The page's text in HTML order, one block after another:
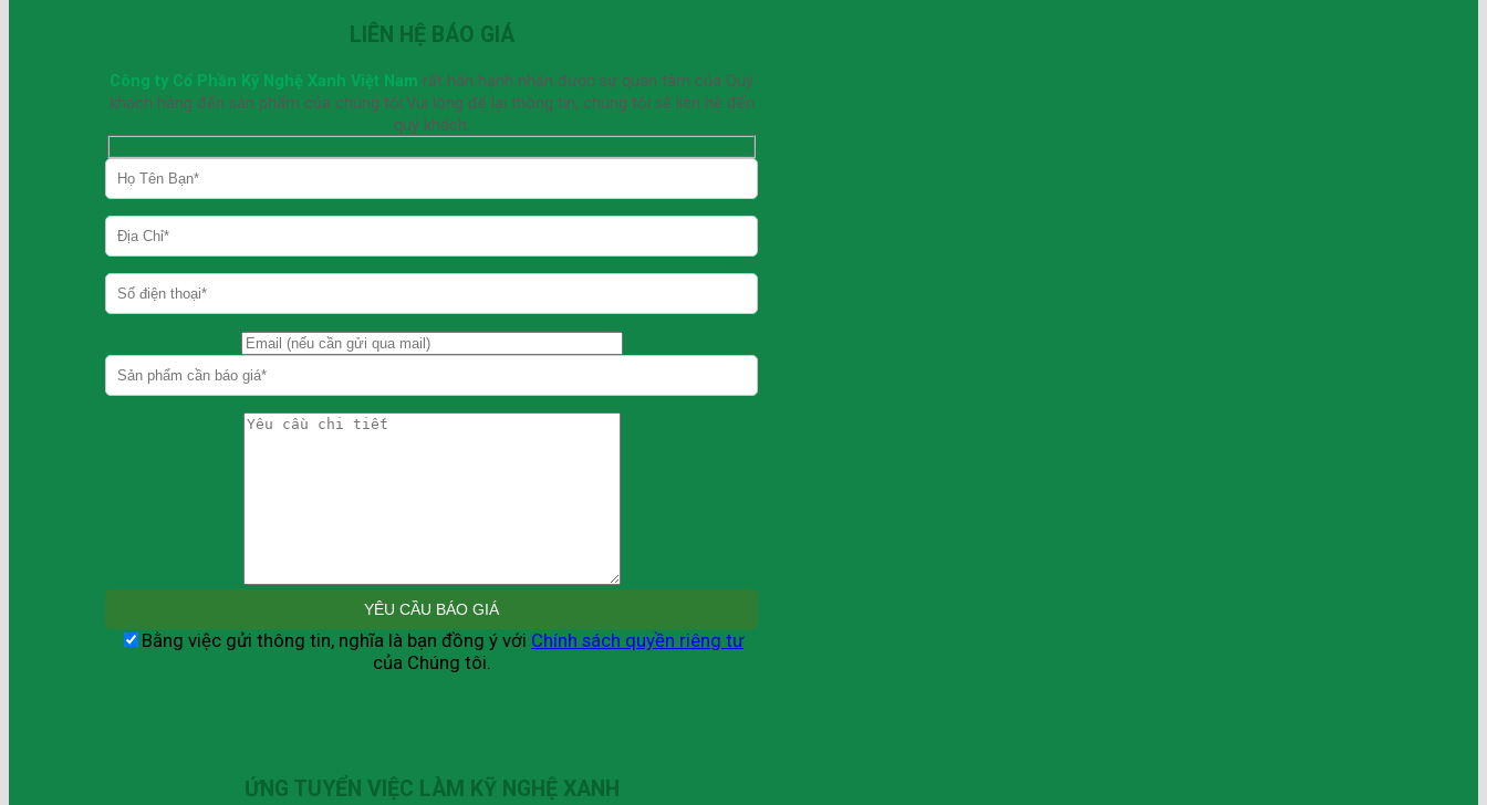
LIÊN HỆ BÁO GIÁ
Công ty Cổ Phần Kỹ Nghệ Xanh Việt Nam rất hân hạnh nhận được sự quan tâm của Quý
khách hàng đến sản phẩm của chúng tôi.Vui lòng để lại thông tin, chúng tôi sẽ liên hệ đến
quý khách.
Bằng việc gửi thông tin, nghĩa là bạn đồng ý với Chính sách quyền riêng tư
của Chúng tôi.
ỨNG TUYỂN VIỆC LÀM KỸ NGHỆ XANH